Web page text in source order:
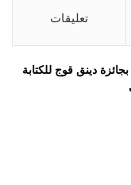
تعليقات
دينق قوج للكتابة